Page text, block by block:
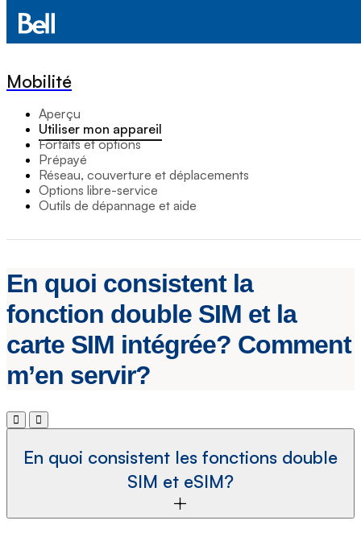
Mobilité
Aperçu
Utiliser mon appareil
Forfaits et options
Prépayé
Réseau, couverture et déplacements
Options libre-service
Outils de dépannage et aide
En quoi consistent la
fonction double SIM et la
carte SIM intégrée? Comment
m’en servir?
En quoi consistent les fonctions double
SIM et eSIM?